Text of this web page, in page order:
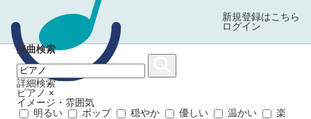
新規登録はこちら
ログイン
楽曲検索
詳細検索
ピアノ ×
イメージ・雰囲気
明るい
ポップ 穏やか 優しい 温かい
楽